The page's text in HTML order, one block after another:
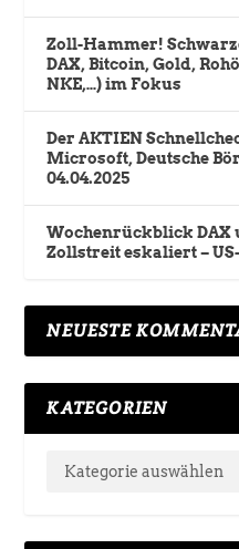
Zoll-Hammer!
DAX, Bitcoin, Gold,
NKE,…) im Fokus
Der AKTIEN
Microsoft, Deutsche
04.04.2025
Wochenrückblick DAX
Zollstreit eskaliert –
NEUESTE
KATEGORIEN